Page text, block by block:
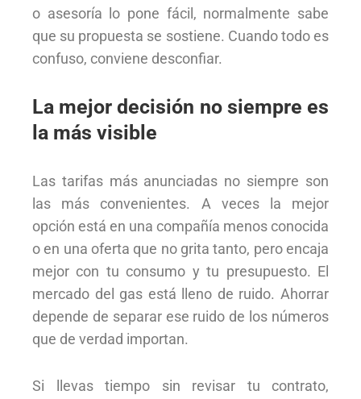
o asesoría lo pone fácil, normalmente sabe
que su propuesta se sostiene. Cuando todo es
confuso, conviene desconfiar.
La mejor decisión no siempre es
la más visible
Las tarifas más anunciadas no siempre son
las más convenientes. A veces la mejor
opción está en una compañía menos conocida
o en una oferta que no grita tanto, pero encaja
mejor con tu consumo y tu presupuesto. El
mercado del gas está lleno de ruido. Ahorrar
depende de separar ese ruido de los números
que de verdad importan.
Si llevas tiempo sin revisar tu contrato,